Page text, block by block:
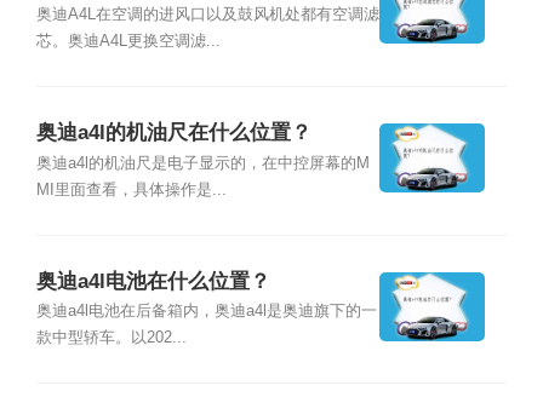
奥迪A4L在空调的进风口以及鼓风机处都有空调滤
芯。奥迪A4L更换空调滤...
奥迪a4l的机油尺在什么位置？
奥迪a4l的机油尺是电子显示的，在中控屏幕的M
MI里面查看，具体操作是...
奥迪a4l电池在什么位置？
奥迪a4l电池在后备箱内，奥迪a4l是奥迪旗下的一
款中型轿车。以202...